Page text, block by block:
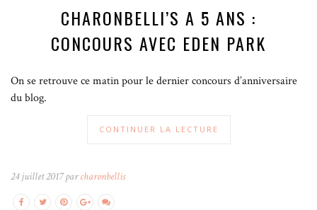
CHARONBELLI’S A 5 ANS :
CONCOURS AVEC EDEN PARK
On se retrouve ce matin pour le dernier concours d’anniversaire
du blog.
CONTINUER LA LECTURE
24 juillet 2017 parcharonbellis